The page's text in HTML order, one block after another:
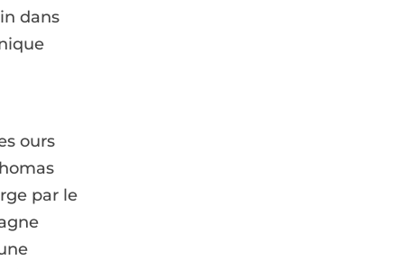
dans
ours
par le